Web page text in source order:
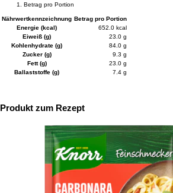
Betrag pro Portion
Nährwertkennzeichnung Betrag pro Portion
Energie (kcal)
652.0 kcal
Eiweiß (g)
23.0 g
Kohlenhydrate (g)
84.0 g
Zucker (g)
9.3 g
Fett (g)
23.0 g
Ballaststoffe (g)
7.4 g
Produkt zum Rezept